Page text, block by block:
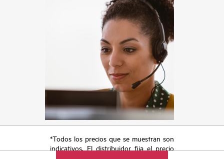
*Todos los precios que se muestran son
indicativos. El distribuidor fija el precio